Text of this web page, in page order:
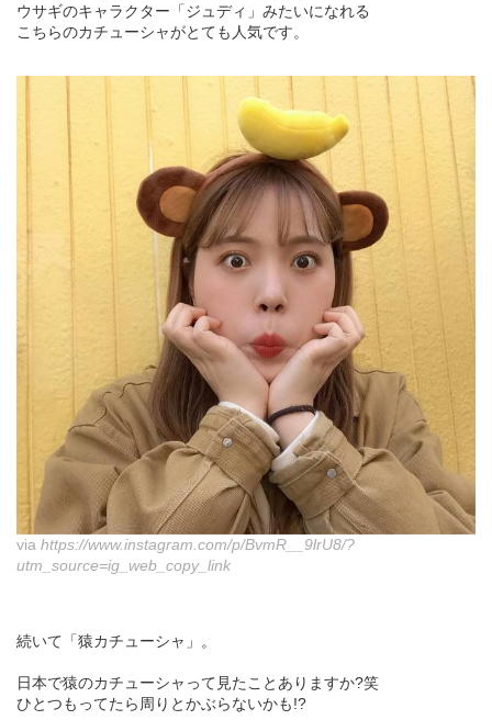
ウサギのキャラクター「ジュディ」みたいになれる
こちらのカチューシャがとても人気です。
via https://www.instagram.com/p/BvmR__9lrU8/?
utm_source=ig_web_copy_link
続いて「猿カチューシャ」。
日本で猿のカチューシャって見たことありますか?笑
ひとつもってたら周りとかぶらないかも!?